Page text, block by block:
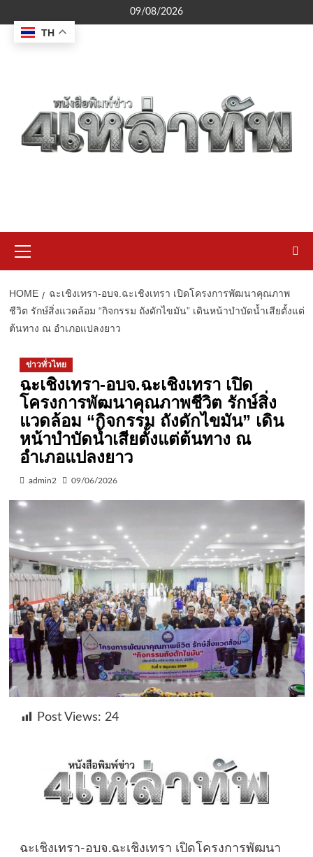
to
content
09/08/2026
Menu
HOME
ฉะเชิงเทรา-อบจ.ฉะเชิงเทรา เปิดโครงการพัฒนาคุณภาพ
ชีวิต รักษ์สิ่งแวดล้อม “กิจกรรม ถังดักไขมัน” เดินหน้าบำบัดน้ำเสียตั้งแต่
ต้นทาง ณ อำเภอแปลงยาว
ข่าวทั่วไทย
ฉะเชิงเทรา-อบจ.ฉะเชิงเทรา เปิด
โครงการพัฒนาคุณภาพชีวิต รักษ์สิ่ง
แวดล้อม “กิจกรรม ถังดักไขมัน” เดิน
หน้าบำบัดน้ำเสียตั้งแต่ต้นทาง ณ
อำเภอแปลงยาว
admin2 09/06/2026
Post Views: 24
ฉะเชิงเทรา-อบจ.ฉะเชิงเทรา เปิดโครงการพัฒนา
TH